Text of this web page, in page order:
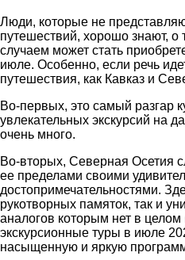
Люди, которые не
путешествий, хорошо знают, о
случаем может стать
июле. Особенно, если речь
путешествия, как Кавказ и
Во-первых, это самый разгар
увлекательных экскурсий на
очень много.
Во-вторых, Северная Осетия
ее пределами своими
достопримечательностями.
рукотворных памяток, так и
аналогов которым нет в целом
экскурсионные туры в июле
насыщенную и яркую